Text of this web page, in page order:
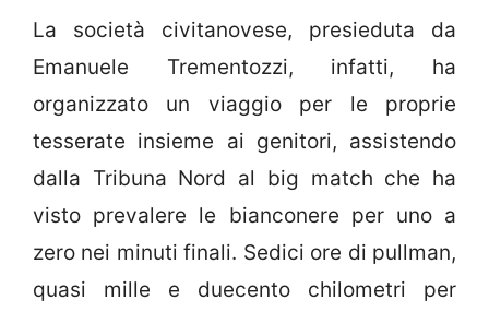
La società civitanovese, presieduta da
Emanuele Trementozzi, infatti, ha
organizzato un viaggio per le proprie
tesserate insieme ai genitori, assistendo
dalla Tribuna Nord al big match che ha
visto prevalere le bianconere per uno a
zero nei minuti finali. Sedici ore di pullman,
quasi mille e duecento chilometri per